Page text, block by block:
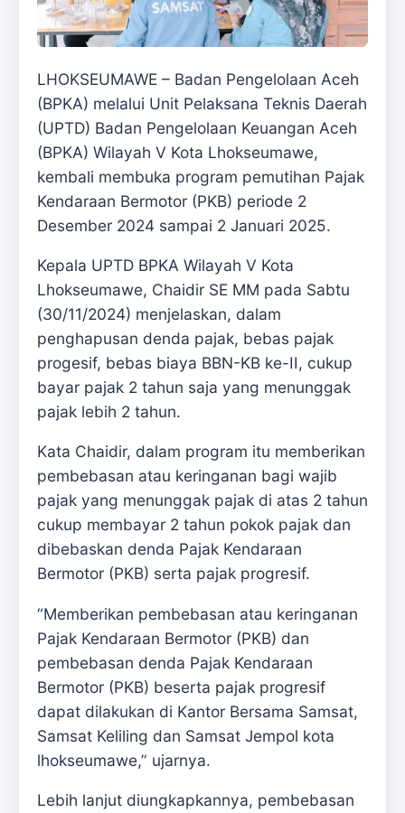
LHOKSEUMAWE – Badan Pengelolaan Aceh
(BPKA) melalui Unit Pelaksana Teknis Daerah
(UPTD) Badan Pengelolaan Keuangan Aceh
(BPKA) Wilayah V Kota Lhokseumawe,
kembali membuka program pemutihan Pajak
Kendaraan Bermotor (PKB) periode 2
Desember 2024 sampai 2 Januari 2025.
Kepala UPTD BPKA Wilayah V Kota
Lhokseumawe, Chaidir SE MM pada Sabtu
(30/11/2024) menjelaskan, dalam
penghapusan denda pajak, bebas pajak
progesif, bebas biaya BBN-KB ke-II, cukup
bayar pajak 2 tahun saja yang menunggak
pajak lebih 2 tahun.
Kata Chaidir, dalam program itu memberikan
pembebasan atau keringanan bagi wajib
pajak yang menunggak pajak di atas 2 tahun
cukup membayar 2 tahun pokok pajak dan
dibebaskan denda Pajak Kendaraan
Bermotor (PKB) serta pajak progresif.
“Memberikan pembebasan atau keringanan
Pajak Kendaraan Bermotor (PKB) dan
pembebasan denda Pajak Kendaraan
Bermotor (PKB) beserta pajak progresif
dapat dilakukan di Kantor Bersama Samsat,
Samsat Keliling dan Samsat Jempol kota
lhokseumawe,” ujarnya.
Lebih lanjut diungkapkannya, pembebasan